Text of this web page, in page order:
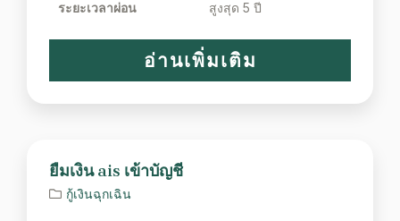
ระยะเวลาผ่อน สูงสุด 5 ปี
อ่านเพิ่มเติม
ยืมเงิน ais เข้าบัญชี
กู้เงินฉุกเฉิน